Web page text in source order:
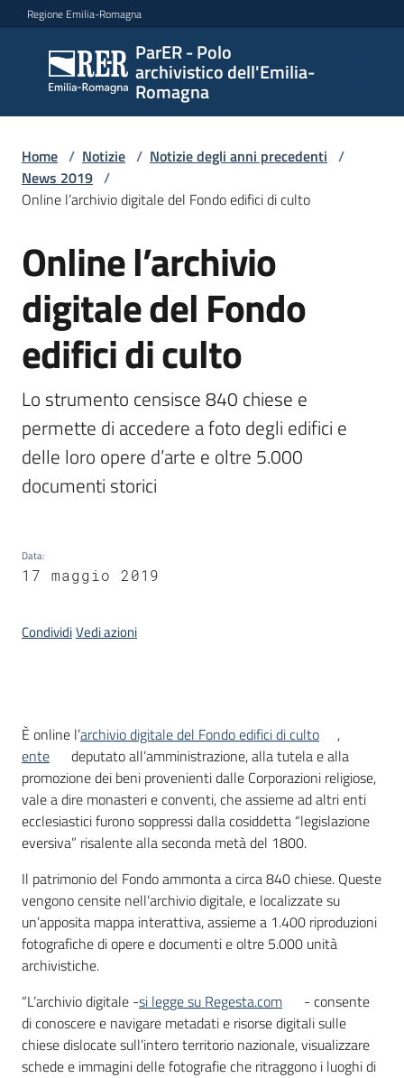
Vai al contenuto
Vai alla navigazione
Vai al footer
Regione Emilia-Romagna
ParER - Polo
archivistico dell'Emilia-
Romagna
ParER -
Polo
archivistico
Romagna
archivistico
Archivio
storico
Conservazione
Argomenti
Home / Notizie / Notizie degli anni precedenti /
News 2019 /
Online l’archivio digitale del Fondo edifici di culto
Salta al contenuto
Online l’archivio
digitale del Fondo
edifici di culto
Lo strumento censisce 840 chiese e
permette di accedere a foto degli edifici e
delle loro opere d’arte e oltre 5.000
documenti storici
Data:
17 maggio 2019
CondividiVedi azioni
Introduzione
È online l’archivio digitale del Fondo edifici di culto
,
ente
deputato all’amministrazione, alla tutela e alla
promozione dei beni provenienti dalle Corporazioni religiose,
vale a dire monasteri e conventi, che assieme ad altri enti
ecclesiastici furono soppressi dalla cosiddetta “legislazione
eversiva” risalente alla seconda metà del 1800.
Il patrimonio del Fondo ammonta a circa 840 chiese. Queste
vengono censite nell’archivio digitale, e localizzate su
un’apposita mappa interattiva, assieme a 1.400 riproduzioni
fotografiche di opere e documenti e oltre 5.000 unità
archivistiche.
“L’archivio digitale -si legge su Regesta.com
- consente
di conoscere e navigare metadati e risorse digitali sulle
chiese dislocate sull’intero territorio nazionale, visualizzare
schede e immagini delle fotografie che ritraggono i luoghi di